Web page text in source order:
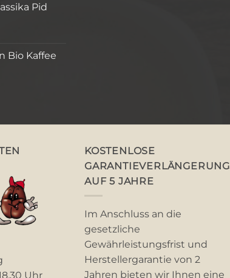
Pid
Bio Kaffee
Uhr
KOSTENLOSE
GARANTIEVERLÄNGERUNG
AUF 5 JAHRE
Im Anschluss an die
gesetzliche
Gewährleistungsfrist und
Herstellergarantie von 2
Jahren bieten wir Ihnen eine